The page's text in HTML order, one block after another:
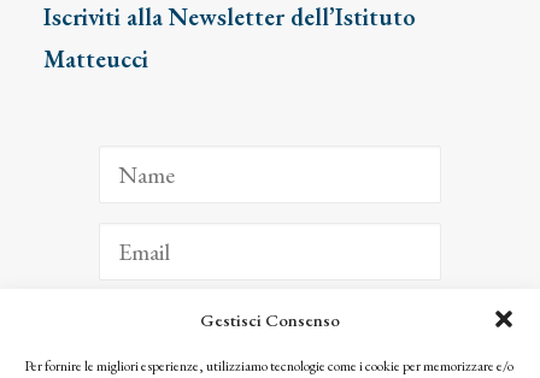
Gestisci Consenso
Per fornire le migliori esperienze, utilizziamo tecnologie come i cookie per memorizzare e/o
Iscriviti alla Newsletter dell’Istituto
Matteucci
ISCRIVITI